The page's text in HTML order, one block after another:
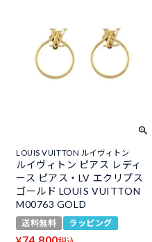
LOUIS VUITTON ルイヴィトン
ルイヴィトン ピアス レディ
ース ピアス・LV エクリプス
ゴールド LOUIS VUITTON
M00763 GOLD
送料無料 ラッピング
74,800